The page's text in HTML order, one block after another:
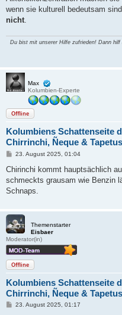
wenn sie kulturell bedeutsam
nicht
Du bist mit unserer Hilfe zufrieden! Dann
Max
Kolumbien-Experte
Offline
Kolumbiens Schattenseite
Chirrinchi, Ñeque &
B
i
r
a
23. August 2025, 01:04
Chirinchi kommt hauptsächlich
schmeckts grausam wie Benzin
Schnaps.
Themenstarter
Eisbaer
Moderator(in)
Offline
Kolumbiens Schattenseite
Chirrinchi, Ñeque &
B23. August 2025, 01:17